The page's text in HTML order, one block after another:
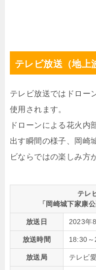
テレビ放送（地上
テレビ放送ではドロー
使用されます。
ドローンによる花火内
出す瞬間の様子、岡崎
ビならではの楽しみ方
テレ
「岡崎城下家康
放送日 2023年
放送時間 18:30
放送局 テレビ